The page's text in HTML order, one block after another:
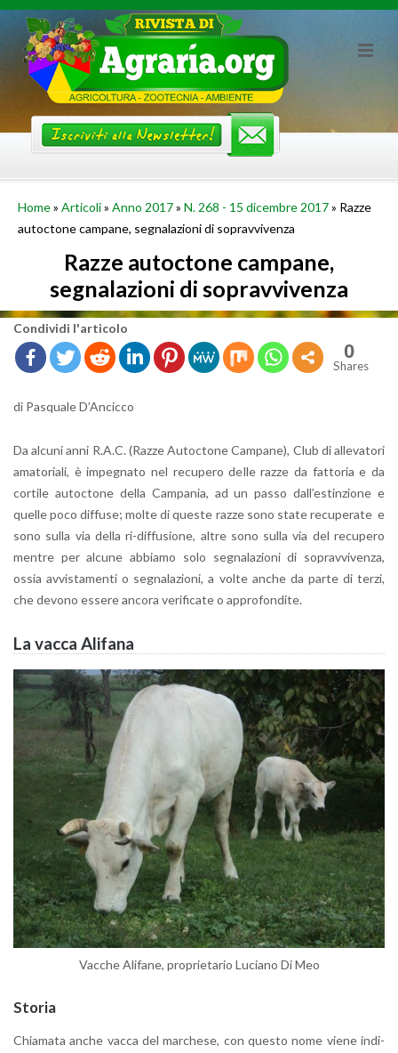
Skip
content
Home» Articoli» Anno 2017» N. 268 - 15 dicembre 2017» Razze
autoctone campane, segnalazioni di sopravvivenza
Razze autoctone campane,
segnalazioni di sopravvivenza
Con­di­vi­di l'ar­ti­co­lo
0
Shares
di Pa­squa­le D’An­cic­co
Da al­cu­ni anni R.A.C. (Razze Au­toc­to­ne Cam­pa­ne), Club di al­le­va­to­ri
ama­to­ria­li, è im­pe­gna­to nel re­cu­pe­ro delle razze da fat­to­ria e da
cor­ti­le au­toc­to­ne della Cam­pa­nia, ad un passo dal­l’e­stin­zio­ne e
quel­le poco dif­fu­se; molte di que­ste razze sono state re­cu­pe­ra­te e
sono sulla via della ri-dif­fu­sio­ne, altre sono sulla via del re­cu­pe­ro
men­tre per al­cu­ne ab­bia­mo solo se­gna­la­zio­ni di so­prav­vi­ven­za,
ossia av­vi­sta­men­ti o se­gna­la­zio­ni, a volte anche da parte di terzi,
che de­vo­no es­se­re an­co­ra ve­ri­fi­ca­te o ap­pro­fon­di­te.
La vacca Ali­fa­na
Vac­che Ali­fa­ne, pro­prie­ta­rio Lu­cia­no Di Meo
Sto­ria
Chia­ma­ta anche vacca del mar­che­se, con que­sto nome viene in­di­